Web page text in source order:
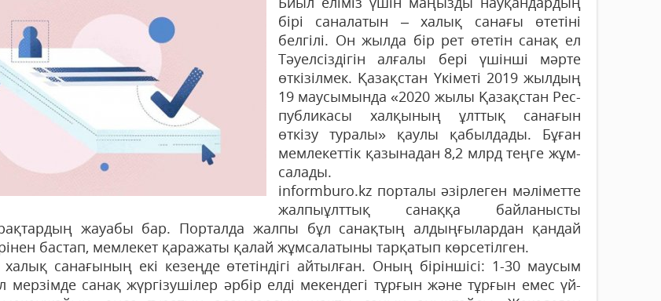
бірі саналатын – х­алық санағы өтетіні
белгілі. Он жылда бір рет өтетін санақ ел
Тәуелсіздігін алғалы бері үшінші мәрте
өткізілмек. Қазақстан Үкі­меті 2019 жылдың
19 маусымында «2020 жылы Қазақстан Рес­
пуб­ликасы халқының ұлттық са­нағын
өткізу туралы» қаулы қабыл­дады. Бұған
мемлекеттік қа­зынадан 8,2 млрд теңге жұм­
салады.
іnformburo.kz порталы әзірлеген мәліметте
жалпыұлттық санаққа байланысты
жауабы бар. Порталда жалпы бұл санақтың алдыңғылардан қандай
бастап, мемлекет қаражаты қалай жұмсалатыны тарқатып көрсетілген.
санағының екі ке­зеңде өтетіндігі айтылған. Оның біріншісі: 1-30 маусым
мерзімде санақ жүргізушілер әрбір елді мекендегі тұрғын және тұрғын емес үй-